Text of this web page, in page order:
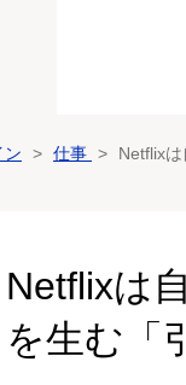
ン 仕事
Netflix
Netflixは
を生む「